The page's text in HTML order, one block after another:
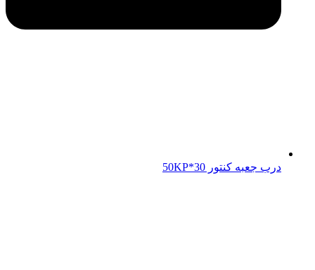
درب جعبه کنتور 50KP*30